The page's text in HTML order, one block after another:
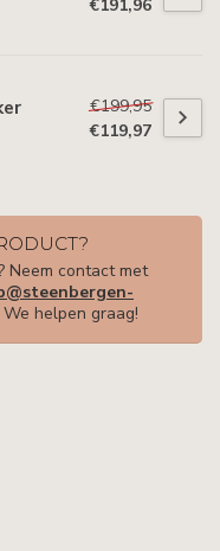
€191,96
€199,95
€119,97
Neem contact met
We helpen graag!